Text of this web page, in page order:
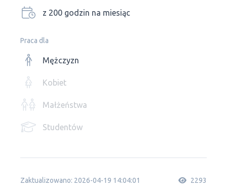
z 200 godzin na miesiąc
Praca dla
Mężczyzn
Kobiet
Małżeństwa
Studentów
Zaktualizowano: 2026-04-19 14:04:01 2293